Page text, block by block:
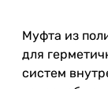
Муфта из
для
систем